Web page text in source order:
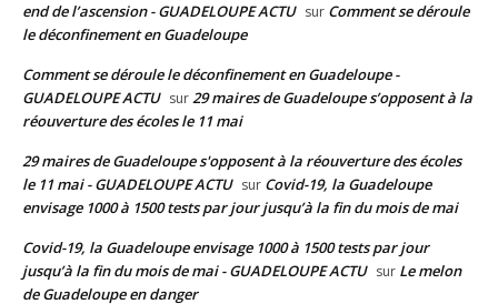
end de l’ascension - GUADELOUPE ACTU sur Comment se déroule
le déconfinement en Guadeloupe
Comment se déroule le déconfinement en Guadeloupe -
GUADELOUPE ACTU sur29 maires de Guadeloupe s’opposent à la
réouverture des écoles le 11 mai
29 maires de Guadeloupe s'opposent à la réouverture des écoles
le 11 mai - GUADELOUPE ACTU sur Covid-19, la Guadeloupe
envisage 1000 à 1500 tests par jour jusqu’à la fin du mois de mai
Covid-19, la Guadeloupe envisage 1000 à 1500 tests par jour
jusqu’à la fin du mois de mai - GUADELOUPE ACTU sur Le melon
de Guadeloupe en danger